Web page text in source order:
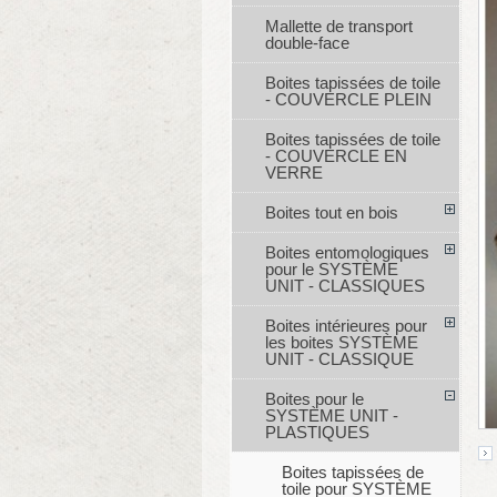
Mallette de transport
double-face
Boites tapissées de toile
- COUVERCLE PLEIN
Boites tapissées de toile
- COUVERCLE EN
VERRE
Boites tout en bois
Boites entomologiques
pour le SYSTÈME
UNIT - CLASSIQUES
Boites intérieures pour
les boites SYSTÈME
UNIT - CLASSIQUE
Boites pour le
SYSTÈME UNIT -
PLASTIQUES
Boites tapissées de
toile pour SYSTÈME